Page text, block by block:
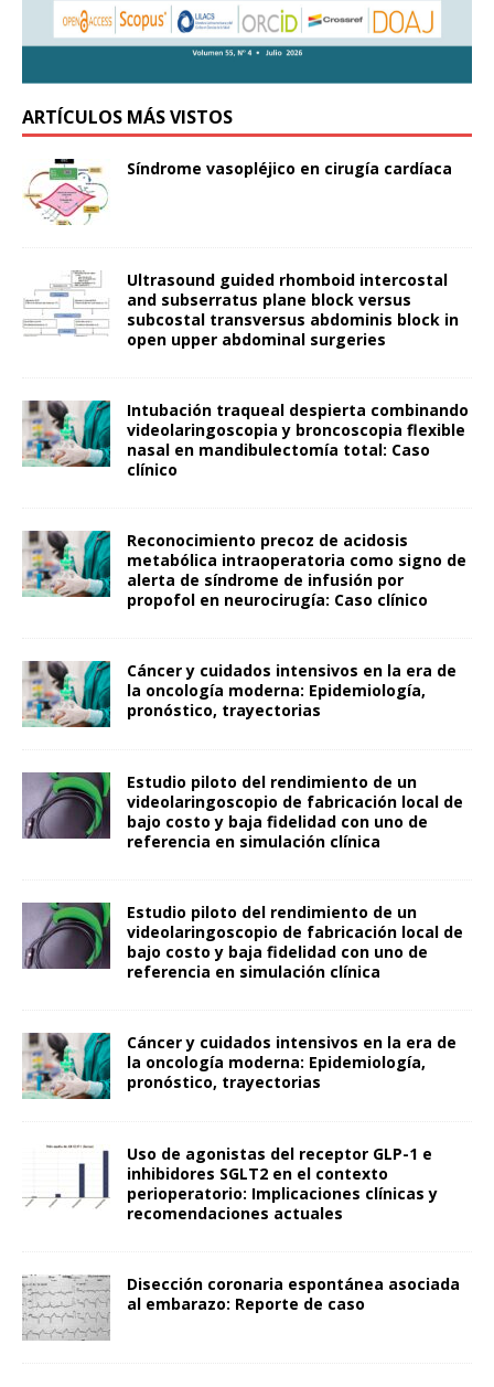
ARTÍCULOS MÁS VISTOS
Síndrome vasopléjico en cirugía cardíaca
Ultrasound guided rhomboid intercostal
and subserratus plane block versus
subcostal transversus abdominis block in
open upper abdominal surgeries
Intubación traqueal despierta combinando
videolaringoscopia y broncoscopia flexible
nasal en mandibulectomía total: Caso
clínico
Reconocimiento precoz de acidosis
metabólica intraoperatoria como signo de
alerta de síndrome de infusión por
propofol en neurocirugía: Caso clínico
Cáncer y cuidados intensivos en la era de
la oncología moderna: Epidemiología,
pronóstico, trayectorias
Estudio piloto del rendimiento de un
videolaringoscopio de fabricación local de
bajo costo y baja fidelidad con uno de
referencia en simulación clínica
Estudio piloto del rendimiento de un
videolaringoscopio de fabricación local de
bajo costo y baja fidelidad con uno de
referencia en simulación clínica
Cáncer y cuidados intensivos en la era de
la oncología moderna: Epidemiología,
pronóstico, trayectorias
Uso de agonistas del receptor GLP-1 e
inhibidores SGLT2 en el contexto
perioperatorio: Implicaciones clínicas y
recomendaciones actuales
Disección coronaria espontánea asociada
al embarazo: Reporte de caso